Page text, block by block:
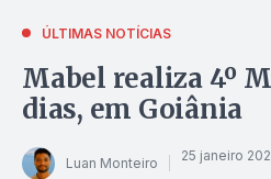
ÚLTIMAS NOTÍCIAS
Mabel realiza 4º
dias, em Goiânia
Luan Monteiro 25 janeiro